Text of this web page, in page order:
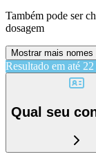
Também pode ser
dosagem
Mostrar mais nomes
Resultado em até
Qual seu